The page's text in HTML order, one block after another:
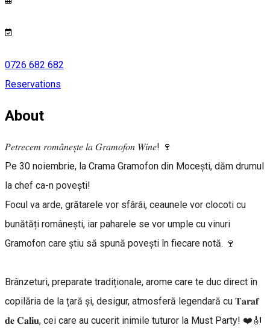
0726 682 682
Reservations
About
𝑃𝑒𝑡𝑟𝑒𝑐𝑒𝑚 𝑟𝑜𝑚𝑎̂𝑛𝑒𝑠̦𝑡𝑒 𝑙𝑎 𝐺𝑟𝑎𝑚𝑜𝑓𝑜𝑛 𝑊𝑖𝑛𝑒! 🍷
Pe 30 noiembrie, la Crama Gramofon din Mocești, dăm drumul
la chef ca-n povești!
Focul va arde, grătarele vor sfârâi, ceaunele vor clocoti cu
bunătăți românești, iar paharele se vor umple cu vinuri
Gramofon care știu să spună povești în fiecare notă. 🍷
Brânzeturi, preparate tradiționale, arome care te duc direct în
copilăria de la țară și, desigur, atmosferă legendară cu 𝐓𝐚𝐫𝐚𝐟
𝐝𝐞 𝐂𝐚𝐥𝐢𝐮, cei care au cucerit inimile tuturor la Must Party! ❤️🎻